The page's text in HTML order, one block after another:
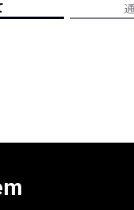
人気記事ラン
フォーカスブラ